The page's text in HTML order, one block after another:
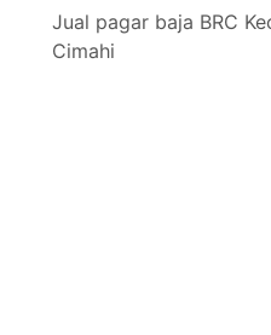
Jual pagar baja BRC
Cimahi